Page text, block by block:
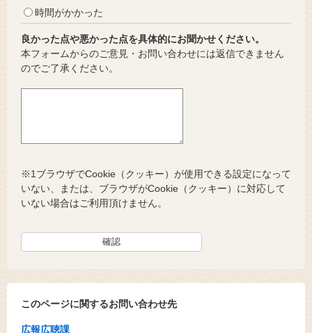
時間がかかった
良かった点や悪かった点を具体的にお聞かせください。
本フォームからのご意見・お問い合わせには返信できません
のでご了承ください。
※1ブラウザでCookie（クッキー）が使用できる設定になって
いない、または、ブラウザがCookie（クッキー）に対応して
いない場合はご利用頂けません。
このページに関するお問い合わせ先
広報広聴課